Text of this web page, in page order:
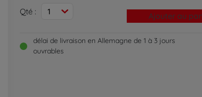
Qté : 1 Ajouter au
délai de livraison en Allemagne de 1 à 3 jours
ouvrables